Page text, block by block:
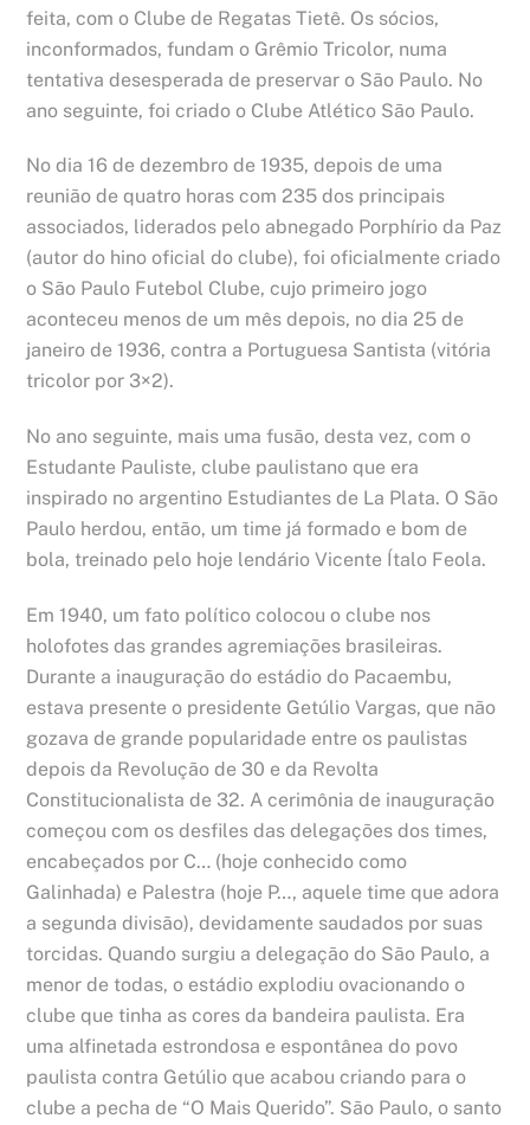
feita, com o Clube de Regatas Tietê. Os sócios,
inconformados, fundam o Grêmio Tricolor, numa
tentativa desesperada de preservar o São Paulo. No
ano seguinte, foi criado o Clube Atlético São Paulo.
No dia 16 de dezembro de 1935, depois de uma
reunião de quatro horas com 235 dos principais
associados, liderados pelo abnegado Porphírio da Paz
(autor do hino oficial do clube), foi oficialmente criado
o São Paulo Futebol Clube, cujo primeiro jogo
aconteceu menos de um mês depois, no dia 25 de
janeiro de 1936, contra a Portuguesa Santista (vitória
tricolor por 3×2).
No ano seguinte, mais uma fusão, desta vez, com o
Estudante Pauliste, clube paulistano que era
inspirado no argentino Estudiantes de La Plata. O São
Paulo herdou, então, um time já formado e bom de
bola, treinado pelo hoje lendário Vicente Ítalo Feola.
Em 1940, um fato político colocou o clube nos
holofotes das grandes agremiações brasileiras.
Durante a inauguração do estádio do Pacaembu,
estava presente o presidente Getúlio Vargas, que não
gozava de grande popularidade entre os paulistas
depois da Revolução de 30 e da Revolta
Constitucionalista de 32. A cerimônia de inauguração
começou com os desfiles das delegações dos times,
encabeçados por C… (hoje conhecido como
Galinhada) e Palestra (hoje P…, aquele time que adora
a segunda divisão), devidamente saudados por suas
torcidas. Quando surgiu a delegação do São Paulo, a
menor de todas, o estádio explodiu ovacionando o
clube que tinha as cores da bandeira paulista. Era
uma alfinetada estrondosa e espontânea do povo
paulista contra Getúlio que acabou criando para o
clube a pecha de “O Mais Querido”. São Paulo, o santo